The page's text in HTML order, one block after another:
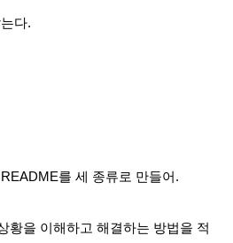
다.
를 세 종류로 만들어.
황을 이해하고 해결하는 방법을 적